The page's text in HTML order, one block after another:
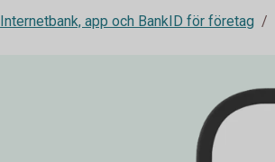
Internetbank, app och BankID för företag